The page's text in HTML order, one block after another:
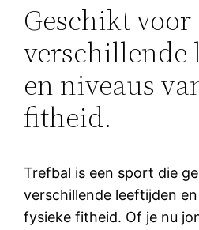
Geschikt voor
verschillende
en niveaus
fitheid.
Trefbal is een sport die
verschillende leeftijden
fysieke fitheid. Of je nu